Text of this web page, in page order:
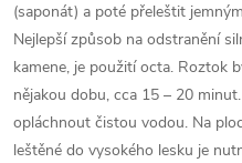
(saponát) a poté přeleštit
Nejlepší způsob na odstranění
kamene, je použití octa. Roztok
nějakou dobu, cca 15 – 20
opláchnout čistou vodou. Na
leštěné do vysokého lesku je